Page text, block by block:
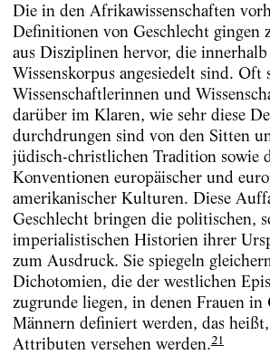
Die in den Afrikawissenschaften
Definitionen von Geschlecht gingen
aus Disziplinen hervor, die
Wissenskorpus angesiedelt sind. Oft
Wissenschaftlerinnen und
darüber im Klaren, wie sehr diese
durchdrungen sind von den Sitten
jüdisch-christlichen Tradition sowie
Konventionen europäischer und
amerikanischer Kulturen. Diese
Geschlecht bringen die politischen,
imperialistischen Historien ihrer
zum Ausdruck. Sie spiegeln
Dichotomien, die der westlichen
zugrunde liegen, in denen Frauen in
Männern definiert werden, das
Attributen versehen werden.21